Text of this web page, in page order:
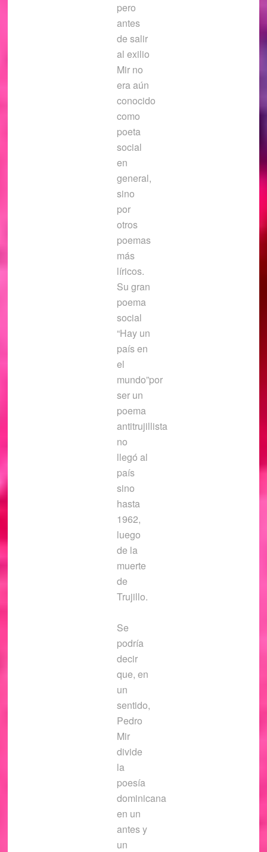
pero
antes
de salir
al exilio
Mir no
era aún
conocido
como
poeta
social
en
general,
sino
por
otros
poemas
más
líricos.
Su gran
poema
social
“Hay un
país en
el
mundo”por
ser un
poema
antitrujillista
no
llegó al
país
sino
hasta
1962,
luego
de la
muerte
de
Trujillo.
Se
podría
decir
que, en
un
sentido,
Pedro
Mir
divide
la
poesía
dominicana
en un
antes y
un